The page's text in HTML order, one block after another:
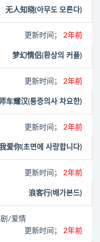
无人知晓(아무도 모른다)
更新时间； 2年前
梦幻情侣(환상의 커플)
更新时间； 2年前
车耀汉(통증의사 차요한)
更新时间； 2年前
爱你(초면에 사랑합니다)
更新时间； 2年前
浪客行(배가본드)
/爱情
更新时间；
2年前